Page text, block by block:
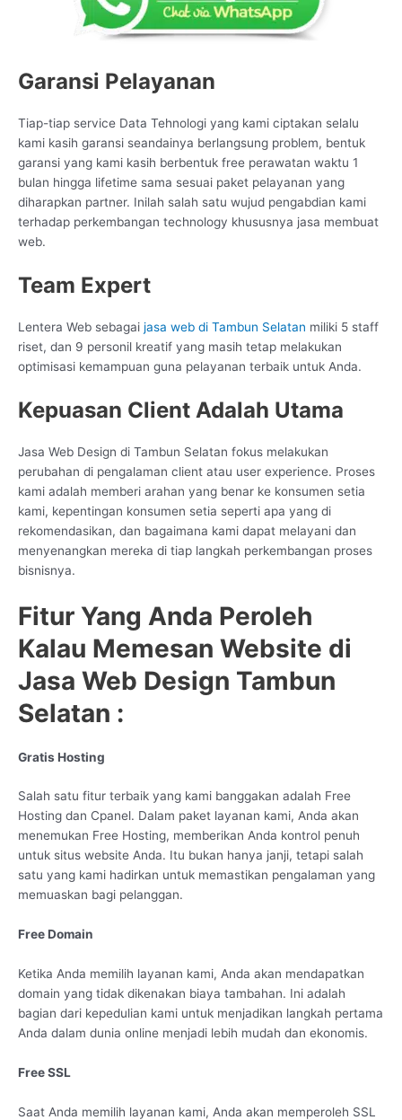
Garansi Pelayanan
Tiap-tiap service Data Tehnologi yang kami ciptakan selalu
kami kasih garansi seandainya berlangsung problem, bentuk
garansi yang kami kasih berbentuk free perawatan waktu 1
bulan hingga lifetime sama sesuai paket pelayanan yang
diharapkan partner. Inilah salah satu wujud pengabdian kami
terhadap perkembangan technology khususnya jasa membuat
web.
Team Expert
Lentera Web sebagai jasa web di Tambun Selatan miliki 5 staff
riset, dan 9 personil kreatif yang masih tetap melakukan
optimisasi kemampuan guna pelayanan terbaik untuk Anda.
Kepuasan Client Adalah Utama
Jasa Web Design di Tambun Selatan fokus melakukan
perubahan di pengalaman client atau user experience. Proses
kami adalah memberi arahan yang benar ke konsumen setia
kami, kepentingan konsumen setia seperti apa yang di
rekomendasikan, dan bagaimana kami dapat melayani dan
menyenangkan mereka di tiap langkah perkembangan proses
bisnisnya.
Fitur Yang Anda Peroleh
Kalau Memesan Website di
Jasa Web Design Tambun
Selatan :
Gratis Hosting
Salah satu fitur terbaik yang kami banggakan adalah Free
Hosting dan Cpanel. Dalam paket layanan kami, Anda akan
menemukan Free Hosting, memberikan Anda kontrol penuh
untuk situs website Anda. Itu bukan hanya janji, tetapi salah
satu yang kami hadirkan untuk memastikan pengalaman yang
memuaskan bagi pelanggan.
Free Domain
Ketika Anda memilih layanan kami, Anda akan mendapatkan
domain yang tidak dikenakan biaya tambahan. Ini adalah
bagian dari kepedulian kami untuk menjadikan langkah pertama
Anda dalam dunia online menjadi lebih mudah dan ekonomis.
Free SSL
Saat Anda memilih layanan kami, Anda akan memperoleh SSL